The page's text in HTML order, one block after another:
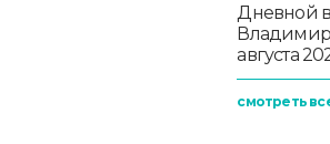
Дневной
августа
смотреть